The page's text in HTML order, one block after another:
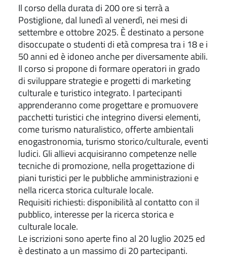
Il corso della durata di 200 ore si terrà a
Postiglione, dal lunedì al venerdì, nei mesi di
settembre e ottobre 2025. È destinato a persone
disoccupate o studenti di età compresa tra i 18 e i
50 anni ed è idoneo anche per diversamente abili.
Il corso si propone di formare operatori in grado
di sviluppare strategie e progetti di marketing
culturale e turistico integrato. I partecipanti
apprenderanno come progettare e promuovere
pacchetti turistici che integrino diversi elementi,
come turismo naturalistico, offerte ambientali
enogastronomia, turismo storico/culturale, eventi
ludici. Gli allievi acquisiranno competenze nelle
tecniche di promozione, nella progettazione di
piani turistici per le pubbliche amministrazioni e
nella ricerca storica culturale locale.
Requisiti richiesti: disponibilità al contatto con il
pubblico, interesse per la ricerca storica e
culturale locale.
Le iscrizioni sono aperte fino al 20 luglio 2025 ed
è destinato a un massimo di 20 partecipanti.